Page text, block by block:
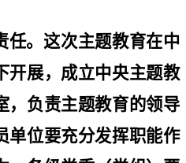
任。这次主题教育在中
开展，成立中央主题教
，负责主题教育的领导
单位要充分发挥职能作